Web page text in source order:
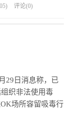
) 评论(0)
29日消息称，已
织非法使用毒
场所容留吸毒行